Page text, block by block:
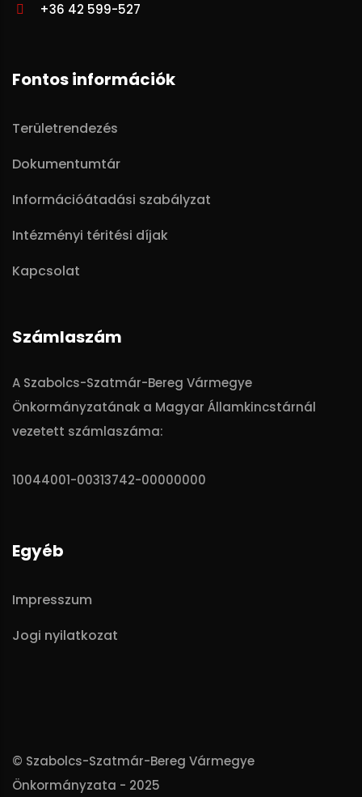
+36 42 599-527
Fontos információk
Területrendezés
Dokumentumtár
Információátadási szabályzat
Intézményi téritési díjak
Kapcsolat
Számlaszám
A Szabolcs-Szatmár-Bereg Vármegye
Önkormányzatának a Magyar Államkincstárnál
vezetett számlaszáma:
10044001-00313742-00000000
Egyéb
Impresszum
Jogi nyilatkozat
© Szabolcs-Szatmár-Bereg Vármegye
Önkormányzata - 2025